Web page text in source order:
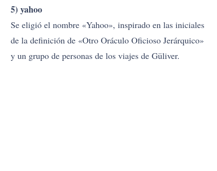
5) yahoo
Se eligió el nombre «Yahoo», inspirado en las iniciales
de la definición de «Otro Oráculo Oficioso Jerárquico»
y un grupo de personas de los viajes de Güliver.